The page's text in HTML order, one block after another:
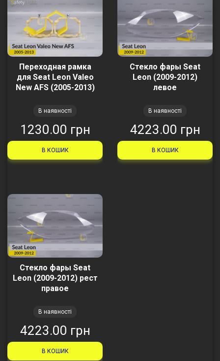
Переходная рамка
для Seat Leon Valeo
New AFS (2005-2013)
В наявності
1230.00 грн
В КОШИК
Стекло фары Seat
Leon (2009-2012)
левое
В наявності
4223.00 грн
В КОШИК
Стекло фары Seat
Leon (2009-2012) рест
правое
В наявності
4223.00 грн
В КОШИК